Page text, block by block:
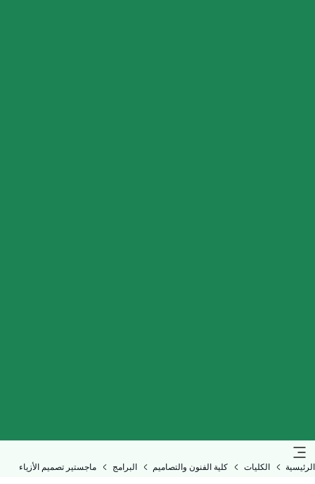
الرئيسية الكليات كلية الفنون والتصاميم البرامج ماجستير تصميم الأزياء